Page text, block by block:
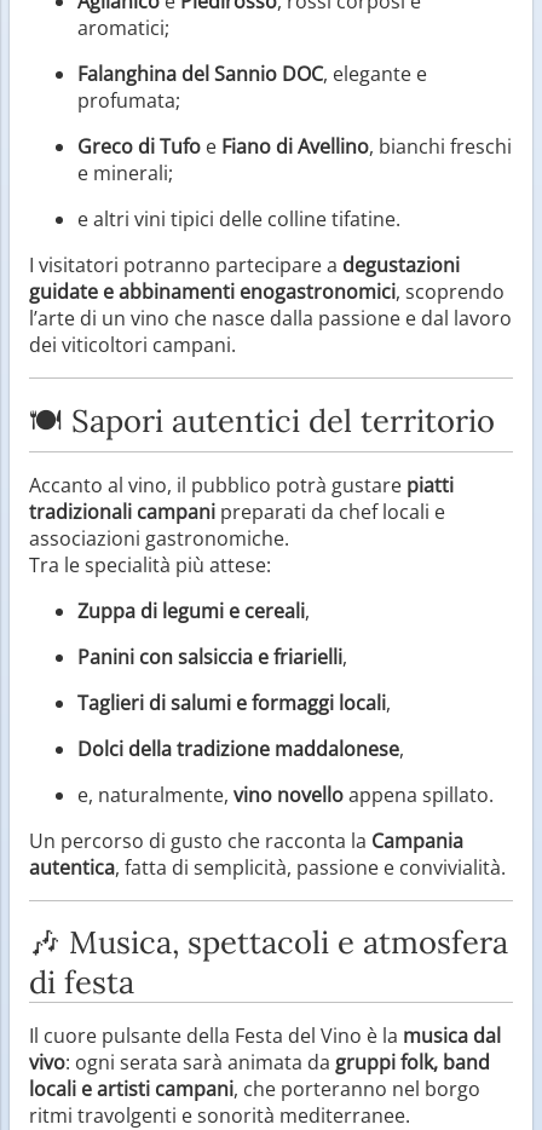
aromatici;
Falanghina del Sannio DOC, elegante e
profumata;
Greco di Tufo e Fiano di Avellino, bianchi freschi
e minerali;
e altri vini tipici delle colline tifatine.
I visitatori potranno partecipare a degustazioni
guidate e abbinamenti enogastronomici, scoprendo
l’arte di un vino che nasce dalla passione e dal lavoro
dei viticoltori campani.
🍽️ Sapori autentici del territorio
Accanto al vino, il pubblico potrà gustare piatti
tradizionali campani preparati da chef locali e
associazioni gastronomiche.
Tra le specialità più attese:
Zuppa di legumi e cereali,
Panini con salsiccia e friarielli,
Taglieri di salumi e formaggi locali,
Dolci della tradizione maddalonese,
e, naturalmente, vino novelloappena spillato.
Un percorso di gusto che racconta la Campania
autentica, fatta di semplicità, passione e convivialità.
🎶 Musica, spettacoli e atmosfera
di festa
Il cuore pulsante della Festa del Vino è la musica dal
vivo: ogni serata sarà animata da gruppi folk, band
locali e artisti campani, che porteranno nel borgo
ritmi travolgenti e sonorità mediterranee.